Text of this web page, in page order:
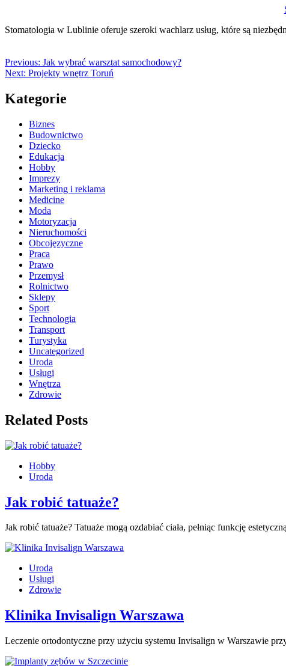
Stomatologia w Lublinie oferuje szeroki wachlarz usług, które są
Previous: Jak wybrać warsztat samochodowy?
Next: Projekty wnętrz Toruń
Kategorie
Biznes
Budownictwo
Dziecko
Edukacja
Hobby
Imprezy
Marketing i reklama
Medicine
Moda
Motoryzacja
Nieruchomości
Obcojęzyczne
Praca
Prawo
Przemysł
Rolnictwo
Sklepy
Sport
Technologia
Transport
Turystyka
Uncategorized
Uroda
Usługi
Wnętrza
Zdrowie
Related Posts
Hobby
Uroda
Jak robić tatuaże?
Jak robić tatuaże? Tatuaże mogą ozdabiać ciała, pełniąc funkcję
Uroda
Usługi
Zdrowie
Klinika Invisalign Warszawa
Leczenie ortodontyczne przy użyciu systemu Invisalign w Warszawie